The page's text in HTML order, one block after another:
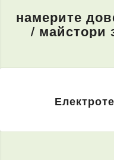
намерите
/ майстори